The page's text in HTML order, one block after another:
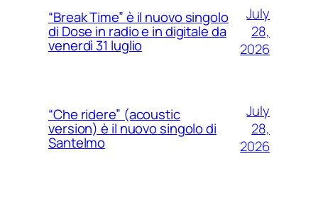
“Break Time” è il nuovo singolo
di Dose in radio e in digitale da
venerdì 31 luglio
July
28,
2026
“Che ridere” (acoustic
version) è il nuovo singolo di
Santelmo
July
28,
2026